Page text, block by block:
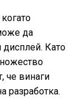
да
Като
че винаги
разработка.